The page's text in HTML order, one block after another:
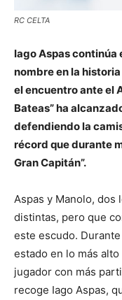
RC CELTA
Iago Aspas
nombre en la
el encuentro ante el
Bateas” ha
defendiendo la
récord que durante
Gran Capitán”.
Aspas y Manolo, dos
distintas, pero que
este escudo.
estado en lo más
jugador con más
recoge Iago Aspas,